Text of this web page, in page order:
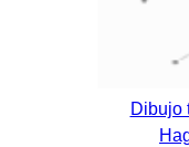
Dibujo